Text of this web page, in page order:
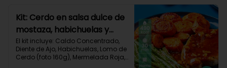
Kit: Cerdo en salsa dulce de
mostaza, habichuelas y
zanahorias asadas-133
El kit incluye: Caldo Concentrado,
Diente de Ajo, Habichuelas, Lomo de
Cerdo (foto 160g), Mermelada Roja,